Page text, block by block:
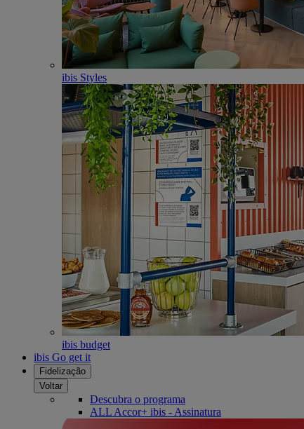
ibis Styles
ibis budget
ibis Go get it
Fidelização
Voltar
Descubra o programa
ALL Accor+ ibis - Assinatura